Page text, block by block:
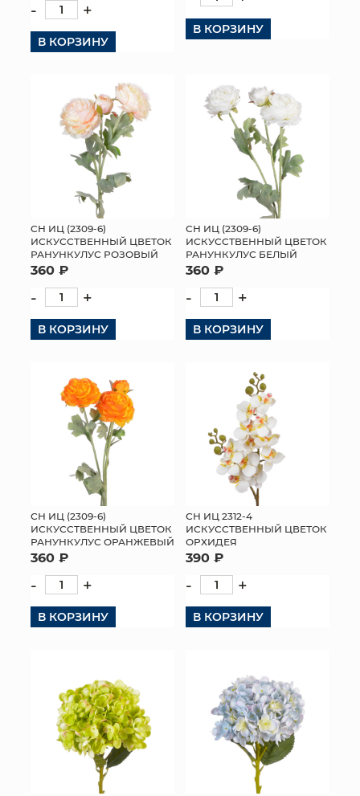
- +
В КОРЗИНУ
В КОРЗИНУ
СН ИЦ (2309-6)
ИСКУССТВЕННЫЙ ЦВЕТОК
РАНУНКУЛУС РОЗОВЫЙ
360 ₽
- +
В КОРЗИНУ
СН ИЦ (2309-6)
ИСКУССТВЕННЫЙ ЦВЕТОК
РАНУНКУЛУС БЕЛЫЙ
360 ₽
- +
В КОРЗИНУ
СН ИЦ (2309-6)
ИСКУССТВЕННЫЙ ЦВЕТОК
РАНУНКУЛУС ОРАНЖЕВЫЙ
360 ₽
- +
В КОРЗИНУ
СН ИЦ 2312-4
ИСКУССТВЕННЫЙ ЦВЕТОК
ОРХИДЕЯ
390 ₽
- +
В КОРЗИНУ